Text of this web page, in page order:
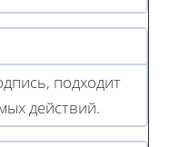
подходит
действий.